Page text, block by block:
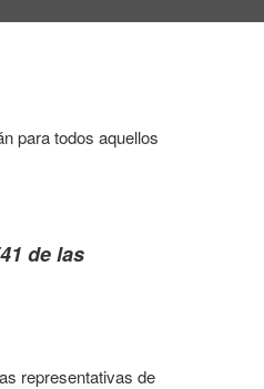
para todos aquellos
de las
representativas de